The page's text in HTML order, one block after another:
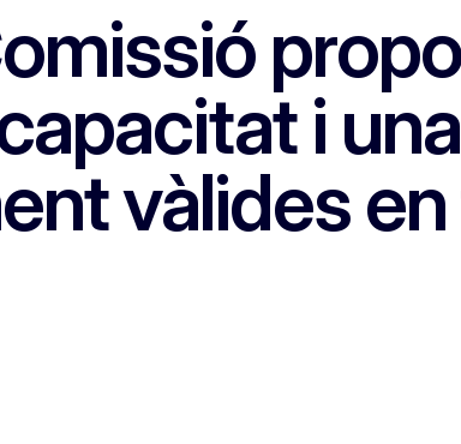
i una
vàlides